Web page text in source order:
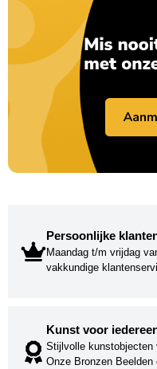
Persoonlijke
Maandag t/m vrijdag
vakkundige
Kunst voor
Stijlvolle kunstobjecten
Onze Bronzen